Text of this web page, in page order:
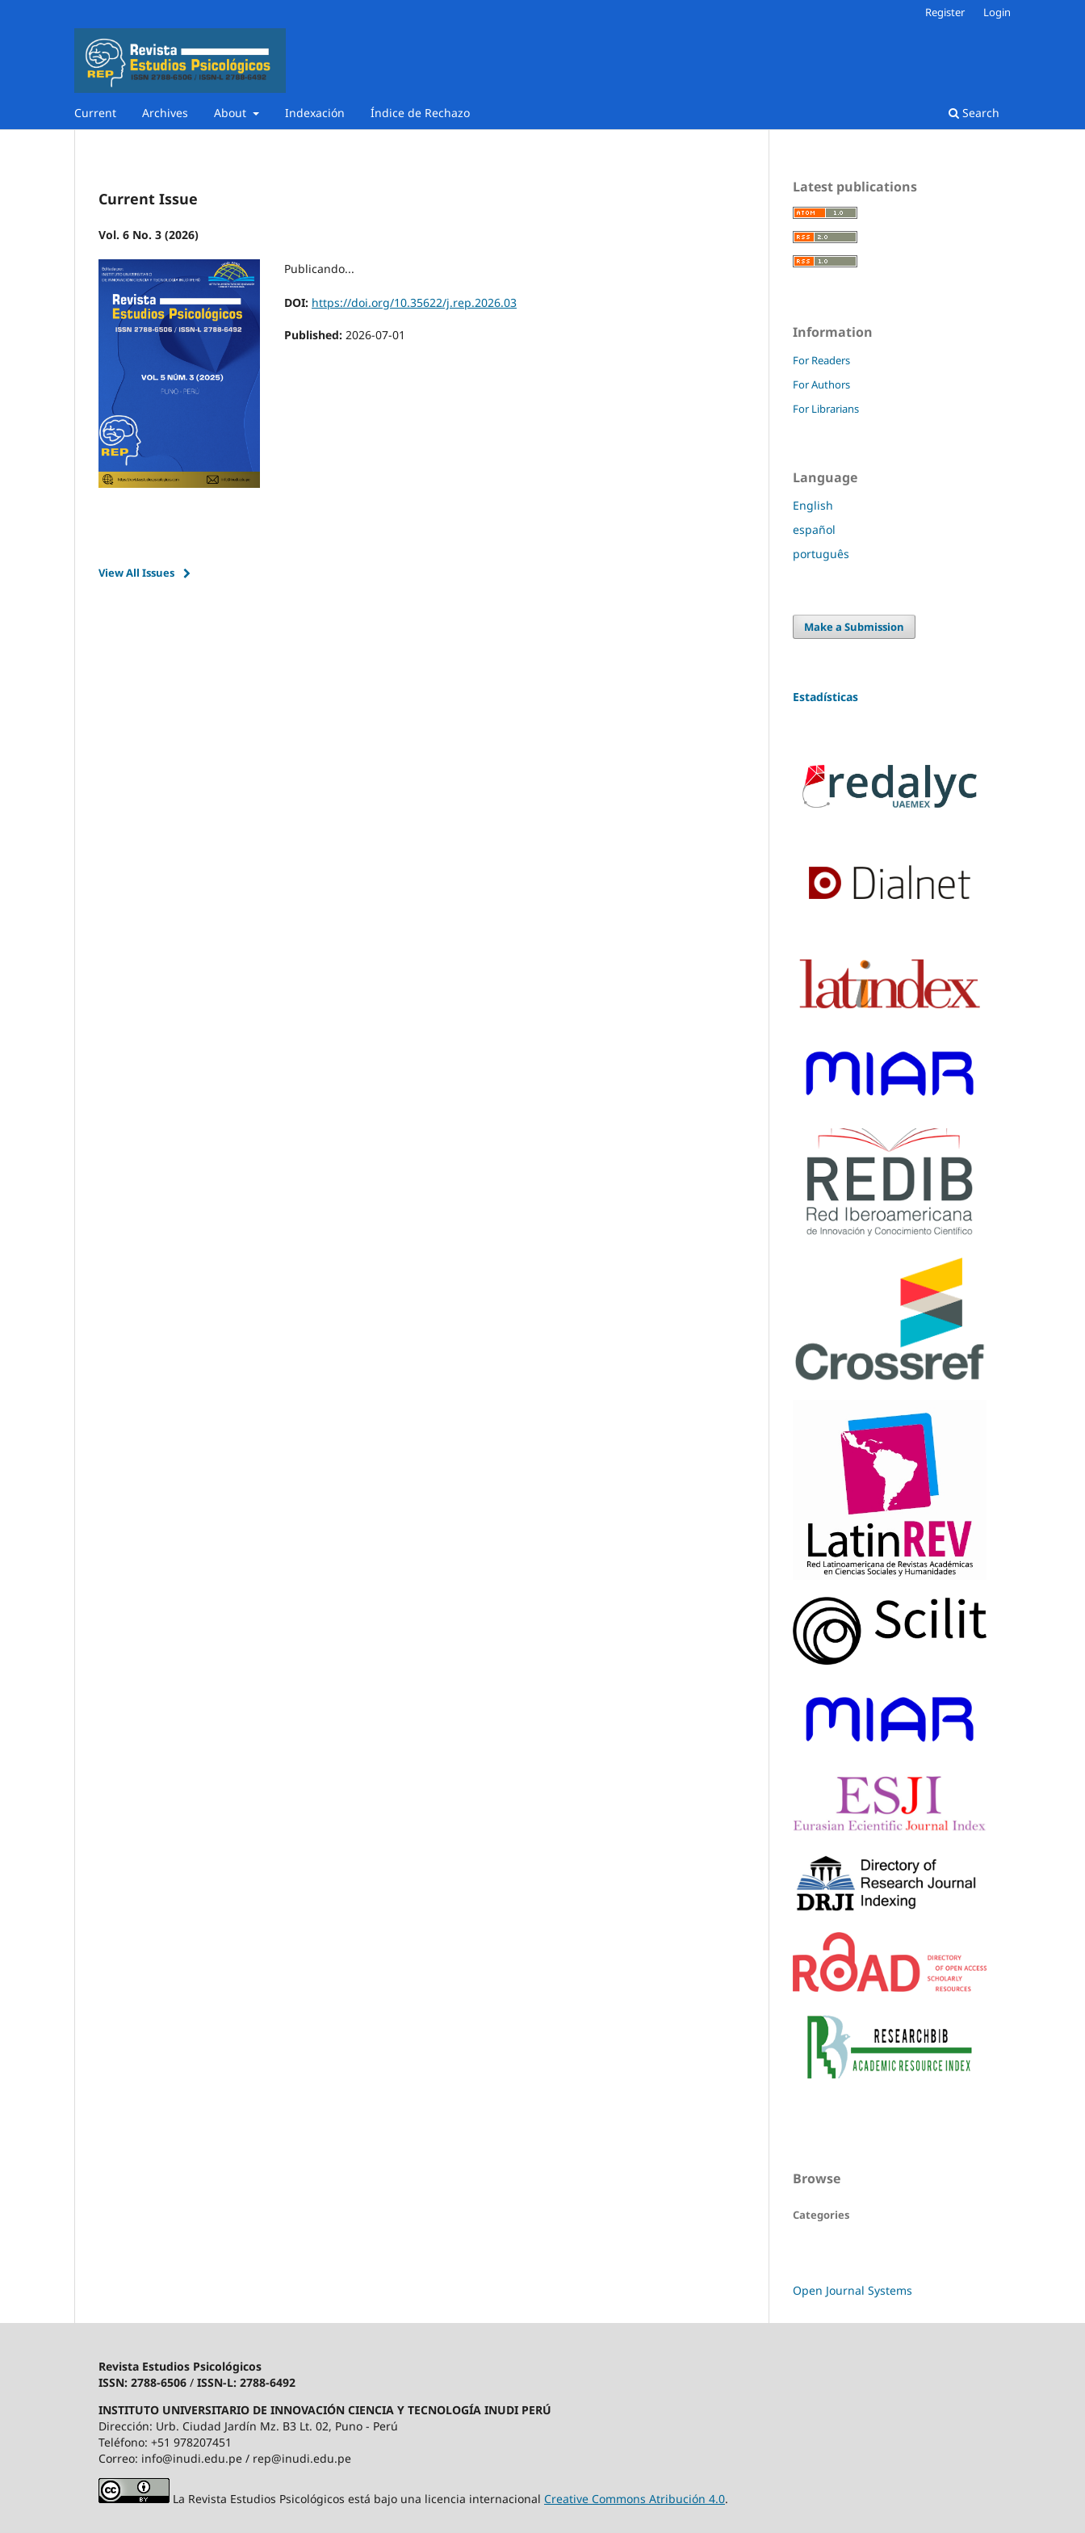
Current Archives About Indexación Índice de Rechazo Search
Register Login
Current Issue
Vol. 6 No. 3 (2026)
Publicando...
DOI: https://doi.org/10.35622/j.rep.2026.03
Published: 2026-07-01
View All Issues
Latest publications
Information
For Readers
For Authors
For Librarians
Language
English
español
português
Make a Submission
Estadísticas
Browse
Categories
Open Journal Systems
Revista Estudios Psicológicos
ISSN: 2788-6506 / ISSN-L: 2788-6492
INSTITUTO UNIVERSITARIO DE INNOVACIÓN CIENCIA Y TECNOLOGÍA INUDI PERÚ
Dirección: Urb. Ciudad Jardín Mz. B3 Lt. 02, Puno - Perú
Teléfono: +51 978207451
Correo: info@inudi.edu.pe / rep@inudi.edu.pe
La Revista Estudios Psicológicos está bajo una licencia internacional Creative Commons Atribución 4.0.